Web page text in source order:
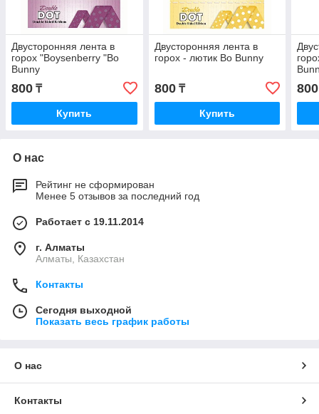
Двусторонняя лента в
горох "Boysenberry "Bo
Bunny
800 ₸
Купить
Двусторонняя лента в
горох - лютик Bo Bunny
800₸
Купить
800
О нас
Рейтинг не сформирован
Менее 5 отзывов за последний год
Работает с 19.11.2014
г. Алматы
Алматы, Казахстан
Контакты
Сегодня выходной
Показать весь график работы
О нас
Контакты